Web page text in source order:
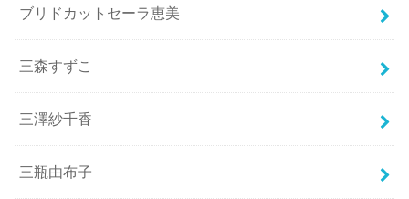
ブリドカットセーラ恵美
三森すずこ
三澤紗千香
三瓶由布子